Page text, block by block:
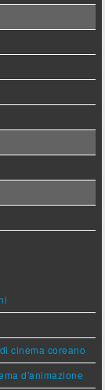
cinema coreano
d'animazione